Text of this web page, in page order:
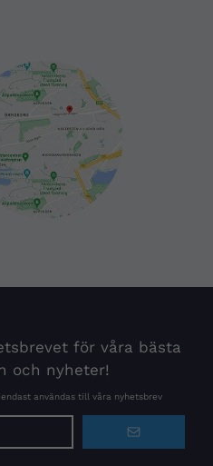
för våra bästa
och nyheter!
användas till våra nyhetsbrev